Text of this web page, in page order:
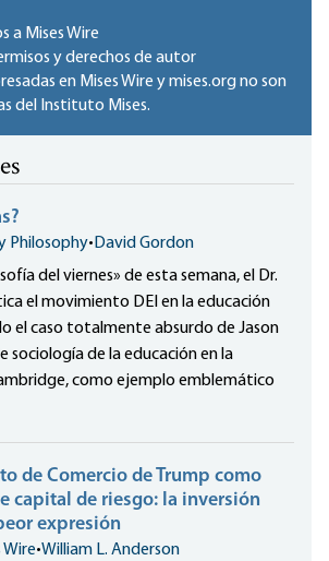
a Mises Wire
y derechos de autor
en Mises Wire y mises.org no son
del Instituto Mises.
Philosophy•David Gordon
del viernes» de esta semana, el Dr.
el movimiento DEI en la educación
el caso totalmente absurdo de Jason
sociología de la educación en la
como ejemplo emblemático
de Comercio de Trump como
capital de riesgo: la inversión
expresión
Wire•William L. Anderson